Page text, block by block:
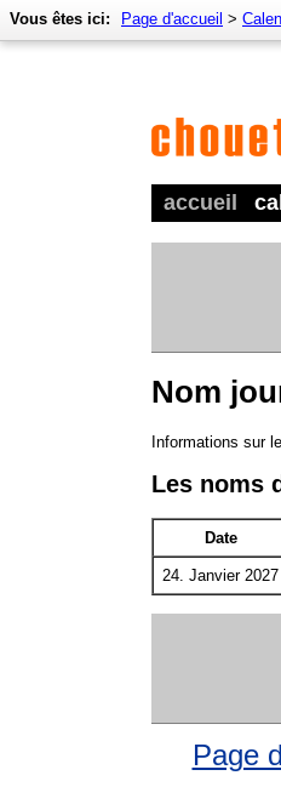
accueil
Vous êtes ici: Page d'accueil >
Nom
Informations sur
Les noms
Date
24. Janvier 2027
Page